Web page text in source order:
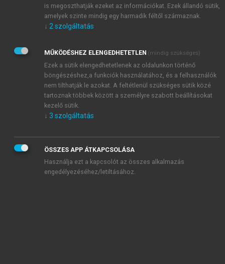
Kérek értesítést a MeRSZ újdonságairól, akcióiról.
Kérek értesítést az Akadémiai Kiadó Zrt. újdonságairól,
Adatkezelési tájékoztatóbanfoglaltakat tudomásul
veszem és elfogadom.
Általános vásárlási feltételeket, valamint a szotar.netés a
mersz.huoldalak licencszerződéseiben foglaltakat
tudomásul veszem és elfogadom.
KIPRÓBÁLOM
is megoszthatják ezeket az információkat. Ezek állandó sütik,
amelyek szinte mindig egy harmadik féltől származnak.
↓ 2 szolgáltatás
MŰKÖDÉSHEZ ELENGEDHETETLEN (mindig szükséges)
Ezek a sütik elengedhetetlenek az oldalunkon történő
böngészéshez,a funkciók használatához, és a felhasználók
nem tilthatják le azokat. A feltétlenül szükséges sütik közé
tartoznak többek között a személyre szabott beállításokat
kezelő sütik.
↓ 3 szolgáltatás
ÖSSZES APP ÁTKAPCSOLÁSA
Használja ezt a kapcsolót az összes alkalmazás
engedélyezéséhez/letiltásához.